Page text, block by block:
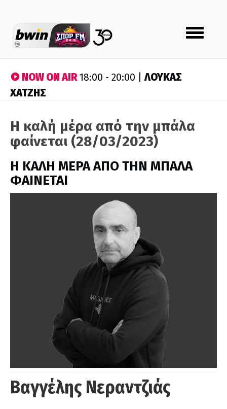
Toggle
navigation
NOW ON AIR18:00 - 20:00 |ΛΟΥΚΑΣ
ΧΑΤΖΗΣ
Η καλή μέρα από την μπάλα
φαίνεται (28/03/2023)
H ΚΑΛΗ ΜΕΡΑ ΑΠΟ ΤΗΝ ΜΠΑΛΑ
ΦΑΙΝΕΤΑΙ
Βαγγέλης Νεραντζιάς